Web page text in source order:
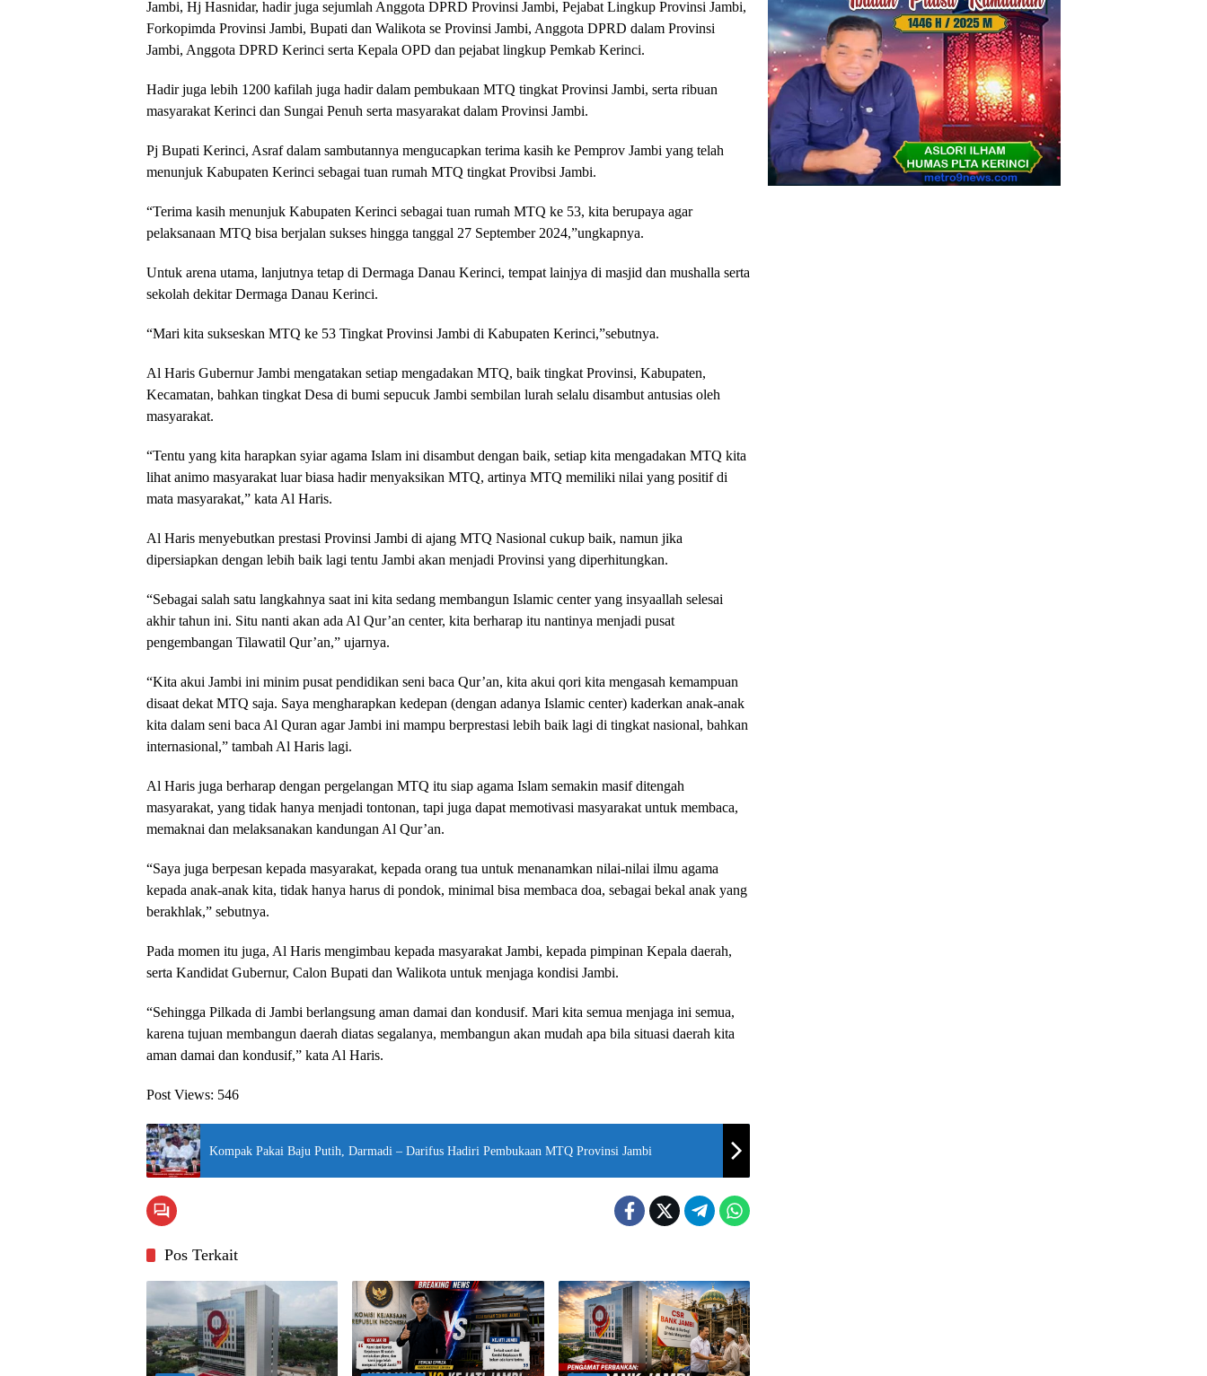
Jambi, Hj Hasnidar, hadir juga sejumlah Anggota DPRD Provinsi Jambi, Pejabat Lingkup Provinsi Jambi,
Forkopimda Provinsi Jambi, Bupati dan Walikota se Provinsi Jambi, Anggota DPRD dalam Provinsi
Jambi, Anggota DPRD Kerinci serta Kepala OPD dan pejabat lingkup Pemkab Kerinci.
Hadir juga lebih 1200 kafilah juga hadir dalam pembukaan MTQ tingkat Provinsi Jambi, serta ribuan
masyarakat Kerinci dan Sungai Penuh serta masyarakat dalam Provinsi Jambi.
Pj Bupati Kerinci, Asraf dalam sambutannya mengucapkan terima kasih ke Pemprov Jambi yang telah
menunjuk Kabupaten Kerinci sebagai tuan rumah MTQ tingkat Provibsi Jambi.
“Terima kasih menunjuk Kabupaten Kerinci sebagai tuan rumah MTQ ke 53, kita berupaya agar
pelaksanaan MTQ bisa berjalan sukses hingga tanggal 27 September 2024,”ungkapnya.
Untuk arena utama, lanjutnya tetap di Dermaga Danau Kerinci, tempat lainjya di masjid dan mushalla serta
sekolah dekitar Dermaga Danau Kerinci.
“Mari kita sukseskan MTQ ke 53 Tingkat Provinsi Jambi di Kabupaten Kerinci,”sebutnya.
Al Haris Gubernur Jambi mengatakan setiap mengadakan MTQ, baik tingkat Provinsi, Kabupaten,
Kecamatan, bahkan tingkat Desa di bumi sepucuk Jambi sembilan lurah selalu disambut antusias oleh
masyarakat.
“Tentu yang kita harapkan syiar agama Islam ini disambut dengan baik, setiap kita mengadakan MTQ kita
lihat animo masyarakat luar biasa hadir menyaksikan MTQ, artinya MTQ memiliki nilai yang positif di
mata masyarakat,” kata Al Haris.
Al Haris menyebutkan prestasi Provinsi Jambi di ajang MTQ Nasional cukup baik, namun jika
dipersiapkan dengan lebih baik lagi tentu Jambi akan menjadi Provinsi yang diperhitungkan.
“Sebagai salah satu langkahnya saat ini kita sedang membangun Islamic center yang insyaallah selesai
akhir tahun ini. Situ nanti akan ada Al Qur’an center, kita berharap itu nantinya menjadi pusat
pengembangan Tilawatil Qur’an,” ujarnya.
“Kita akui Jambi ini minim pusat pendidikan seni baca Qur’an, kita akui qori kita mengasah kemampuan
disaat dekat MTQ saja. Saya mengharapkan kedepan (dengan adanya Islamic center) kaderkan anak-anak
kita dalam seni baca Al Quran agar Jambi ini mampu berprestasi lebih baik lagi di tingkat nasional, bahkan
internasional,” tambah Al Haris lagi.
Al Haris juga berharap dengan pergelangan MTQ itu siap agama Islam semakin masif ditengah
masyarakat, yang tidak hanya menjadi tontonan, tapi juga dapat memotivasi masyarakat untuk membaca,
memaknai dan melaksanakan kandungan Al Qur’an.
“Saya juga berpesan kepada masyarakat, kepada orang tua untuk menanamkan nilai-nilai ilmu agama
kepada anak-anak kita, tidak hanya harus di pondok, minimal bisa membaca doa, sebagai bekal anak yang
berakhlak,” sebutnya.
Pada momen itu juga, Al Haris mengimbau kepada masyarakat Jambi, kepada pimpinan Kepala daerah,
serta Kandidat Gubernur, Calon Bupati dan Walikota untuk menjaga kondisi Jambi.
“Sehingga Pilkada di Jambi berlangsung aman damai dan kondusif. Mari kita semua menjaga ini semua,
karena tujuan membangun daerah diatas segalanya, membangun akan mudah apa bila situasi daerah kita
aman damai dan kondusif,” kata Al Haris.
Post Views: 546
Kompak Pakai Baju Putih, Darmadi – Darifus Hadiri Pembukaan MTQ Provinsi Jambi
Pos Terkait